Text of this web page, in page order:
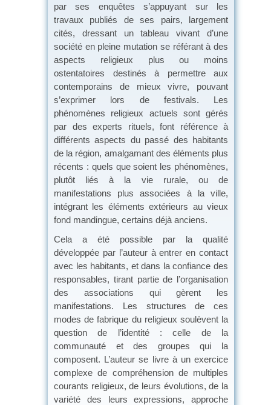
par ses enquêtes s’appuyant sur les
travaux publiés de ses pairs, largement
cités, dressant un tableau vivant d’une
société en pleine mutation se référant à des
aspects religieux plus ou moins
ostentatoires destinés à permettre aux
contemporains de mieux vivre, pouvant
s’exprimer lors de festivals. Les
phénomènes religieux actuels sont gérés
par des experts rituels, font référence à
différents aspects du passé des habitants
de la région, amalgamant des éléments plus
récents : quels que soient les phénomènes,
plutôt liés à la vie rurale, ou de
manifestations plus associées à la ville,
intégrant les éléments extérieurs au vieux
fond mandingue, certains déjà anciens.
Cela a été possible par la qualité
développée par l’auteur à entrer en contact
avec les habitants, et dans la confiance des
responsables, tirant partie de l’organisation
des associations qui gèrent les
manifestations. Les structures de ces
modes de fabrique du religieux soulèvent la
question de l’identité : celle de la
communauté et des groupes qui la
composent. L’auteur se livre à un exercice
complexe de compréhension de multiples
courants religieux, de leurs évolutions, de la
variété des leurs expressions, approche